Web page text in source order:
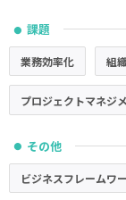
● 課題
業務効率化 組
プロジェクトマネジ
● その他
ビジネスフレームワ